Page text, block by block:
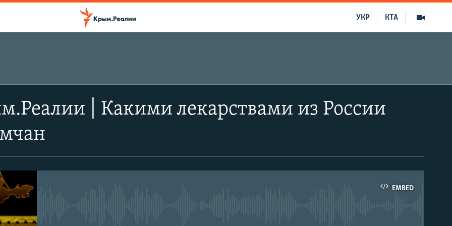
КТА
УКР
| Какими лекарствами из России
EMBED